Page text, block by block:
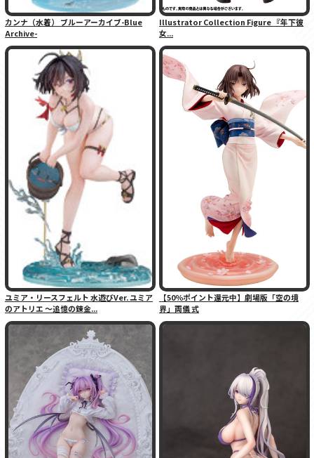
カンナ（水着） ブルーアーカイブ-Blue
Archive-
Illustrator Collection Figure 『年下彼
女...
ユミア・リースフェルト 水遊びVer. ユミア
のアトリエ 〜追憶の錬金...
【50％ポイント還元中】劇場版「空の境
界」両儀 式